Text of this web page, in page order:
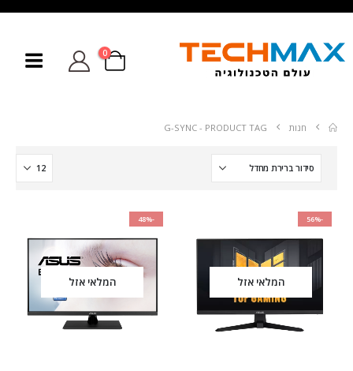
0
חנות PRODUCT TAG -
G-SYNC
-56%
המלאי אזל
-48%
המלאי אזל